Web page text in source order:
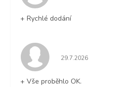
+ Rychlé dodání
Hodnocení obchodu je
29.7.2026
+ Vše proběhlo OK.